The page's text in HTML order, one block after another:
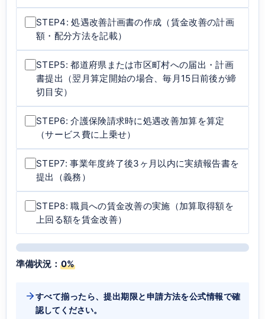
STEP4: 処遇改善計画書の作成（賃金改善の計画
額・配分方法を記載）
STEP5: 都道府県または市区町村への届出・計画
書提出（翌月算定開始の場合、毎月15日前後が締
切目安）
STEP6: 介護保険請求時に処遇改善加算を算定
（サービス費に上乗せ）
STEP7: 事業年度終了後3ヶ月以内に実績報告書を
提出（義務）
STEP8: 職員への賃金改善の実施（加算取得額を
上回る額を賃金改善）
準備状況： 0%
すべて揃ったら、提出期限と申請方法を公式情報で確
認してください。